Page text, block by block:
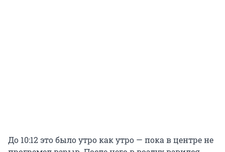
До 10:12 это было утро как утро — пока в центре не